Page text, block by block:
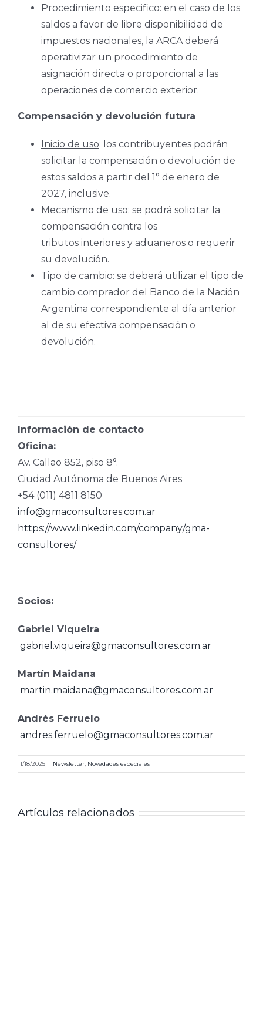
Procedimiento especifico: en el caso de los
saldos a favor de libre disponibilidad de
impuestos nacionales, la ARCA deberá
operativizar un procedimiento de
asignación directa o proporcional a las
operaciones de comercio exterior.
Compensación y devolución futura
Inicio de uso: los contribuyentes podrán
solicitar la compensación o devolución de
estos saldos a partir del 1° de enero de
2027, inclusive.
Mecanismo de uso: se podrá solicitar la
compensación contra los
tributos interiores y aduaneros o requerir
su devolución.
Tipo de cambio: se deberá utilizar el tipo de
cambio comprador del Banco de la Nación
Argentina correspondiente al día anterior
al de su efectiva compensación o
devolución.
Información de contacto
Oficina:
Av. Callao 852, piso 8°.
Ciudad Autónoma de Buenos Aires
+54 (011) 4811 8150
info@gmaconsultores.com.ar
https://www.linkedin.com/company/gma-
consultores/
Socios:
Gabriel Viqueira
gabriel.viqueira@gmaconsultores.com.ar
Martín Maidana
martin.maidana@gmaconsultores.com.ar
Andrés Ferruelo
andres.ferruelo@gmaconsultores.com.ar
11/18/2025 | Newsletter Novedades especiales
Artículos relacionados